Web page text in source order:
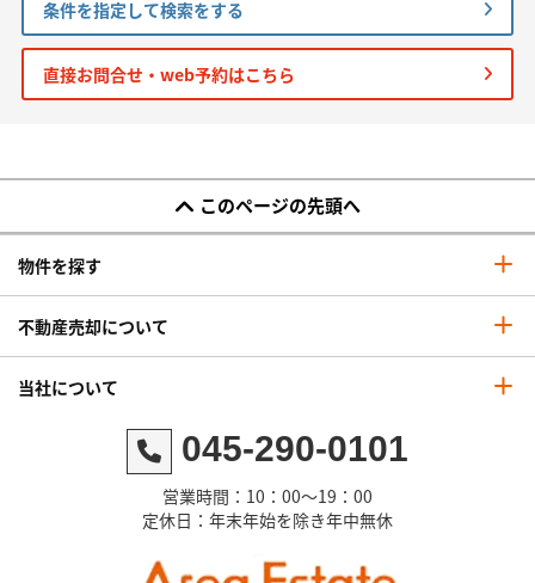
条件を指定して検索をする
直接お問合せ・web予約はこちら
このページの先頭へ
物件を探す
不動産売却について
当社について
045-290-0101
営業時間：10：00～19：00
定休日：年末年始を除き年中無休